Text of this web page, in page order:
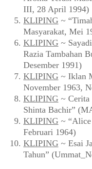
III, 28 April 1994)
KLIPING ~
Masyarakat, Mei
KLIPING ~
Razia Tambahan
Desember 1991)
KLIPING ~ Iklan
November 1963,
KLIPING ~ Cerita
Shinta Bachir”
KLIPING ~ “Alice
Februari 1964)
KLIPING ~ Esai
Tahun”